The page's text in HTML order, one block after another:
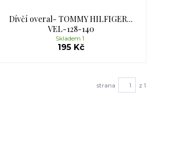
Dívčí overal- TOMMY HILFIGER...
VEL-128-140
195 Kč
Skladem 1
strana z 1